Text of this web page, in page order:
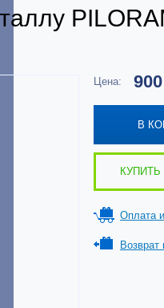
Цена:
В
КУПИТЬ
Оплата
Возврат